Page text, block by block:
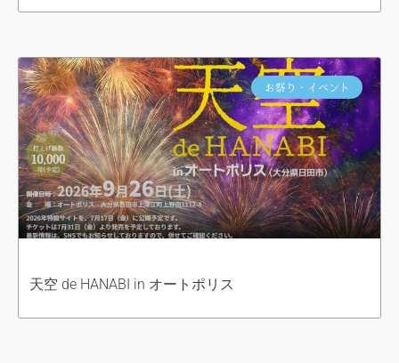
お祭り・イベント
天空 de HANABI in オートポリス